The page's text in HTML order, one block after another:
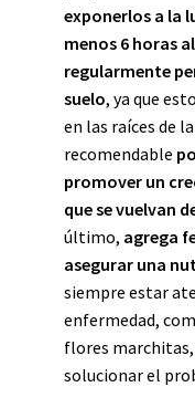
exponerlos a la
menos 6 horas
regularmente
suelo, ya que
en las raíces de
recomendable
promover un
que se vuelvan
último, agrega
asegurar una
siempre estar
enfermedad,
flores
solucionar el